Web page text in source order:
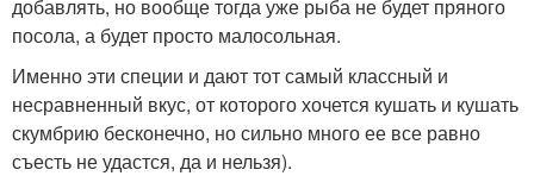
добавлять, но вообще тогда уже рыба не будет пряного
посола, а будет просто малосольная.
Именно эти специи и дают тот самый классный и
несравненный вкус, от которого хочется кушать и кушать
скумбрию бесконечно, но сильно много ее все равно
съесть не удастся, да и нельзя).